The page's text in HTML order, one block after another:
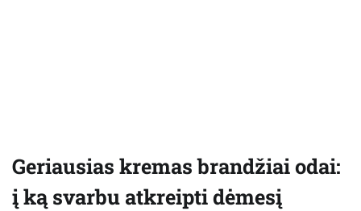
Geriausias kremas brandžiai odai:
į ką svarbu atkreipti dėmesį